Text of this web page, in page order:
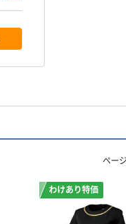
わけあり特価
ペー